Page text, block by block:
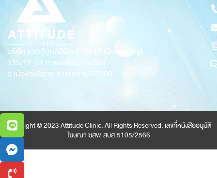
บริษัท แอททิจูดคลินิก จำกัด (สำนักงานใหญ่)
935/17-19 ถ.พหลโยธิน ต.เวียง
อ.เมืองเชียงราย จ.เชียงราย 57000
Copyright © 2023 Attitude Clinic. All Rights Reserved. เลขที่หนังสืออนุมัติ
โฆษณา ฆสพ.สบส.5105/2566